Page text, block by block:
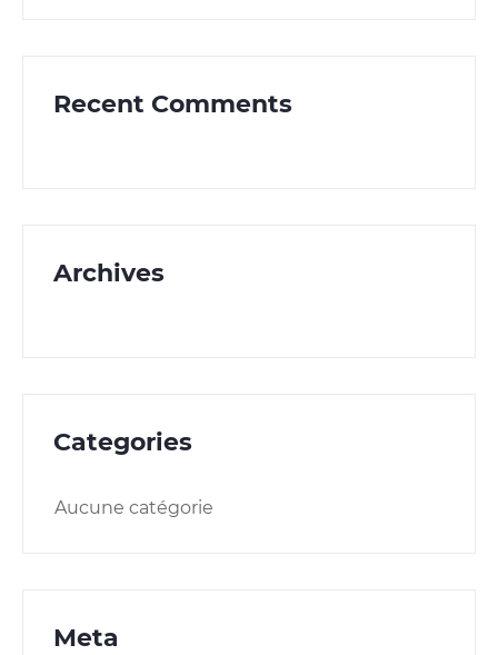
Recent Comments
Archives
Categories
Aucune catégorie
Meta